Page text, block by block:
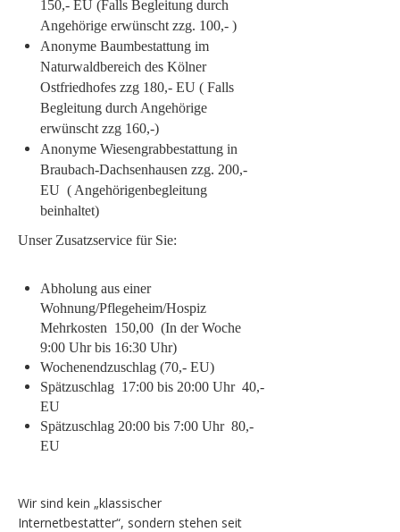
150,- EU (Falls Begleitung durch
Angehörige erwünscht zzg. 100,- )
Anonyme Baumbestattung im
Naturwaldbereich des Kölner
Ostfriedhofes zzg 180,- EU ( Falls
Begleitung durch Angehörige
erwünscht zzg 160,-)
Anonyme Wiesengrabbestattung in
Braubach-Dachsenhausen zzg. 200,-
EU ( Angehörigenbegleitung
beinhaltet)
Unser Zusatzservice für Sie:
Abholung aus einer
Wohnung/Pflegeheim/Hospiz
Mehrkosten 150,00 (In der Woche
9:00 Uhr bis 16:30 Uhr)
Wochenendzuschlag (70,- EU)
Spätzuschlag 17:00 bis 20:00 Uhr 40,-
EU
Spätzuschlag 20:00 bis 7:00 Uhr 80,-
EU
Wir sind kein „klassischer
Internetbestatter“, sondern stehen seit